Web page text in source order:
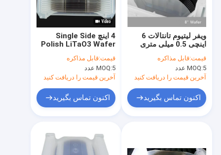
4 اینچ Single Side
Polish LiTaO3 Wafer
آکوستیک
قیمت:قابل مذاکره
MOQ:5 عدد
آخرین قیمت را دریافت کنید
اکنون تماس بگیرید
ویفر لیتیوم تانتالات 6
اینچی 0.5 میلی متری
حسگرهای مادون قرمز
غیرفعال
قیمت:قابل مذاکره
MOQ:5 عدد
آخرین قیمت را دریافت کنید
اکنون تماس بگیرید